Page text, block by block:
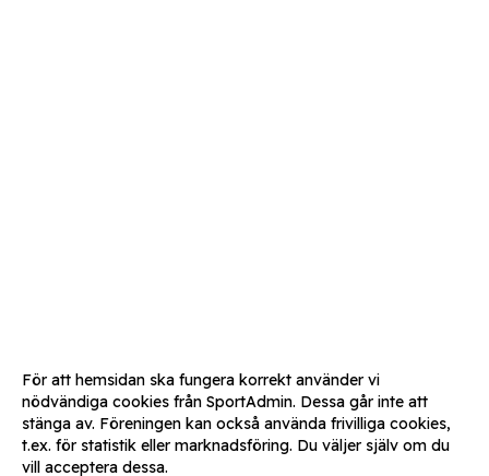
För att hemsidan ska fungera korrekt använder vi
nödvändiga cookies från SportAdmin. Dessa går inte att
stänga av. Föreningen kan också använda frivilliga cookies,
t.ex. för statistik eller marknadsföring. Du väljer själv om du
vill acceptera dessa.